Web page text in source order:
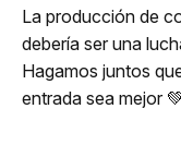
La producción de
debería ser una
Hagamos juntos
entrada sea mejor 💚